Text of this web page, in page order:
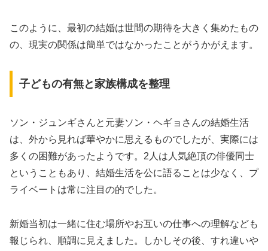
このように、最初の結婚は世間の期待を大きく集めたもの
の、現実の関係は簡単ではなかったことがうかがえます。
子どもの有無と家族構成を整理
ソン・ジュンギさんと元妻ソン・ヘギョさんの結婚生活
は、外から見れば華やかに思えるものでしたが、実際には
多くの困難があったようです。2人は人気絶頂の俳優同士
ということもあり、結婚生活を公に語ることは少なく、プ
ライベートは常に注目の的でした。
新婚当初は一緒に住む場所やお互いの仕事への理解なども
報じられ、順調に見えました。しかしその後、すれ違いや